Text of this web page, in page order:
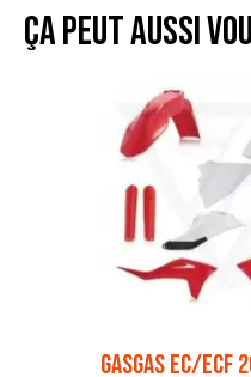
ça peut aussi
GASGAS EC/ECF